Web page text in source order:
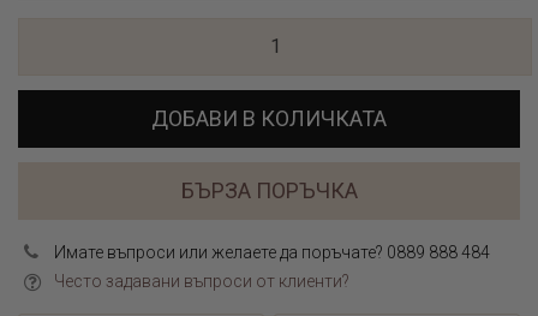
ДОБАВИ В КОЛИЧКАТА
БЪРЗА ПОРЪЧКА
Имате въпроси или желаете да поръчате? 0889 888 484
Често задавани въпроси от клиенти?